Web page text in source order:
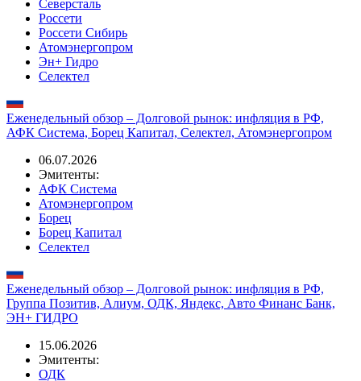
13.07.2026
Эмитенты:
Северсталь
Россети
Эн+ Гидро
Селектел
Еженедельный обзор – Долговой рынок: инфляция в РФ,
АФК Система, Борец Капитал, Селектел, Атомэнергопром
06.07.2026
Эмитенты:
АФК Система
Борец Капитал
Селектел
Еженедельный обзор – Долговой рынок: инфляция в РФ,
Группа Позитив, Алиум, ОДК, Яндекс, Авто Финанс Банк,
ЭН+ ГИДРО